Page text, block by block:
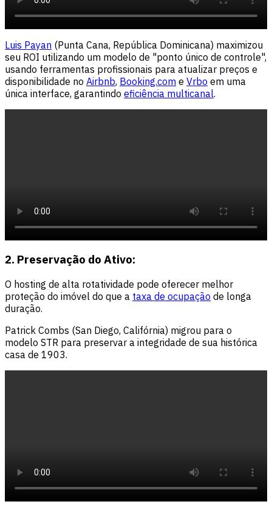
Luis Payan (Punta Cana, República Dominicana) maximizou
seu ROI utilizando um modelo de "ponto único de controle",
usando ferramentas profissionais para atualizar preços e
disponibilidade no Airbnb, Booking.com e Vrbo em uma
única interface, garantindo eficiência multicanal.
2. Preservação do Ativo:
O hosting de alta rotatividade pode oferecer melhor
proteção do imóvel do que a taxa de ocupação de longa
duração.
Patrick Combs (San Diego, Califórnia) migrou para o
modelo STR para preservar a integridade de sua histórica
casa de 1903.